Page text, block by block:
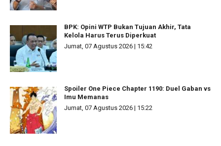
BPK: Opini WTP Bukan Tujuan Akhir, Tata
Kelola Harus Terus Diperkuat
Jumat, 07 Agustus 2026 | 15:42
Spoiler One Piece Chapter 1190: Duel Gaban vs
Imu Memanas
Jumat, 07 Agustus 2026 | 15:22